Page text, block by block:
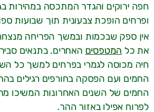
חפה ירוקים והגדר המתכסה במהירות
ופרחים הופכת צבעונית תוך שבועות
אין ספק שבכמות ובמשך הפריחה
את כל המטפסים האחרים. בתנאים
חיה מכוסה לגמרי בפרחים למשך כל
החמים ועם הפסקה בחורפים רגילים
החמים של השנים האחרונות המשיכו
לפרוח אפילו באזור ההר.